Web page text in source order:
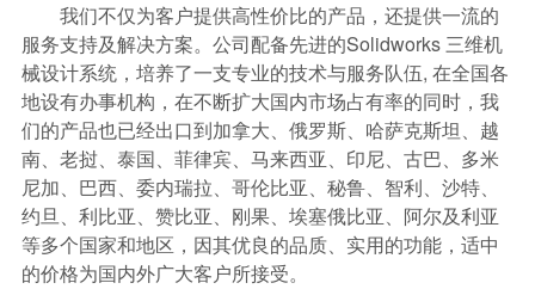
我们不仅为客户提供高性价比的产品，还提供一流的
服务支持及解决方案。公司配备先进的Solidworks 三维机
械设计系统，培养了一支专业的技术与服务队伍, 在全国各
地设有办事机构，在不断扩大国内市场占有率的同时，我
们的产品也已经出口到加拿大、俄罗斯、哈萨克斯坦、越
南、老挝、泰国、菲律宾、马来西亚、印尼、古巴、多米
尼加、巴西、委内瑞拉、哥伦比亚、秘鲁、智利、沙特、
约旦、利比亚、赞比亚、刚果、埃塞俄比亚、阿尔及利亚
等多个国家和地区，因其优良的品质、实用的功能，适中
的价格为国内外广大客户所接受。